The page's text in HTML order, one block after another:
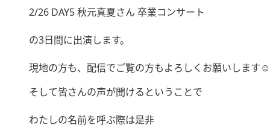
2/26 DAY5 秋元真夏さん 卒業コンサート
の3日間に出演します。
現地の方も、配信でご覧の方もよろしくお願いします
そして皆さんの声が聞けるということで
わたしの名前を呼ぶ際は是非